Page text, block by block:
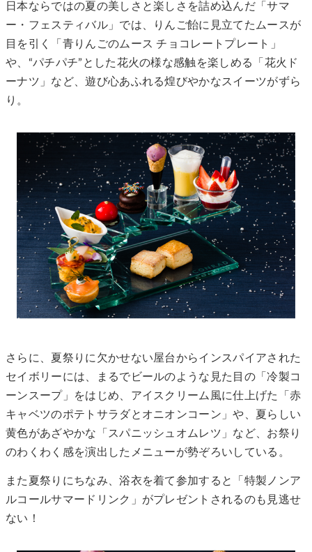
日本ならではの夏の美しさと楽しさを詰め込んだ「サマ
ー・フェスティバル」では、りんご飴に見立てたムースが
目を引く「青りんごのムース チョコレートプレート」
や、“パチパチ”とした花火の様な感触を楽しめる「花火ド
ーナツ」など、遊び心あふれる煌びやかなスイーツがずら
り。
さらに、夏祭りに欠かせない屋台からインスパイアされた
セイボリーには、まるでビールのような見た目の「冷製コ
ーンスープ」をはじめ、アイスクリーム風に仕上げた「赤
キャベツのポテトサラダとオニオンコーン」や、夏らしい
黄色があざやかな「スパニッシュオムレツ」など、お祭り
のわくわく感を演出したメニューが勢ぞろいしている。
また夏祭りにちなみ、浴衣を着て参加すると「特製ノンア
ルコールサマードリンク」がプレゼントされるのも見逃せ
ない！